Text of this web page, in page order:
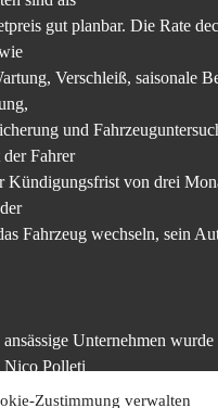
Zustimmung verwalten
gut planbar. Die Rate
Verschleiß, saisonale
und
Fahrer
Kündigungsfrist von drei
Fahrzeug wechseln, sein
Unternehmen wurde
Nico Polleti
gegründet. Die drei